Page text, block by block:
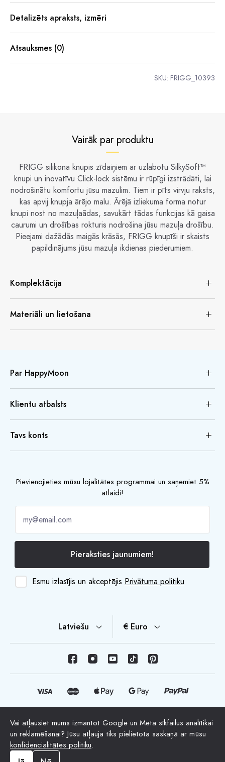
Detalizēts apraksts, izmēri
Atsauksmes (0)
SKU: FRIGG_10393
Vairāk par produktu
FRIGG silikona knupis zīdaiņiem ar uzlabotu SilkySoft™
knupi un inovatīvu Click-lock sistēmu ir rūpīgi izstrādāti, lai
nodrošinātu komfortu jūsu mazulim. Tiem ir pīts virvju raksts,
kas apvij knupja ārējo malu. Ārējā izliekuma forma notur
knupi nost no mazuļaādas, savukārt tādas funkcijas kā gaisa
caurumi un drošības rokturis nodrošina jūsu mazuļa drošību.
Pieejami dažādās maigās krāsās, FRIGG knupīši ir skaists
papildinājums jūsu mazuļa ikdienas piederumiem.
Komplektācija
Materiāli un lietošana
Par HappyMoon
Klientu atbalsts
Tavs konts
Pievienojieties mūsu lojalitātes programmai un saņemiet 5%
atlaidi!
Pieraksties jaunumiem!
Esmu izlasījis un akceptējis Privātuma politiku
Latviešu € Euro
© Autortiesības 2026 HappyMoon, S.L.U. - happymoon.com
"HappyMoon®", "Peltes®" un visi uzņēmuma logotipi ir
HappyMoon, S.L. reģistrētas preču zīmes
Vai atļausiet mums izmantot Google un Meta sīkfailus analītikai
un reklamēšanai? Jūsu atļauja tiks pielietota saskaņā ar mūsu
konfidencialitātes politiku.